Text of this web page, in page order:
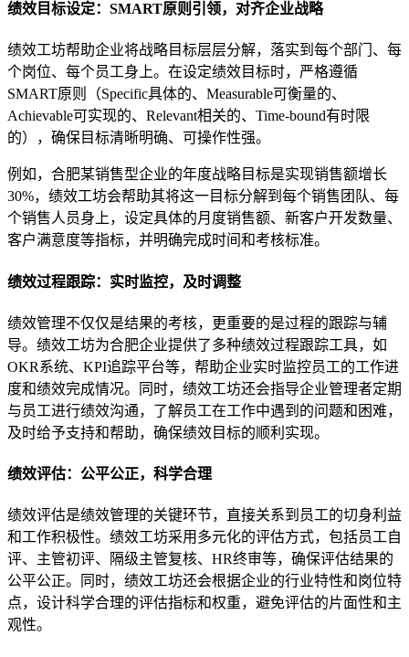
绩效目标设定：SMART原则引领，对齐企业战略
绩效工坊帮助企业将战略目标层层分解，落实到每个部门、每
个岗位、每个员工身上。在设定绩效目标时，严格遵循
SMART原则（Specific具体的、Measurable可衡量的、
Achievable可实现的、Relevant相关的、Time-bound有时限
的），确保目标清晰明确、可操作性强。
例如，合肥某销售型企业的年度战略目标是实现销售额增长
30%，绩效工坊会帮助其将这一目标分解到每个销售团队、每
个销售人员身上，设定具体的月度销售额、新客户开发数量、
客户满意度等指标，并明确完成时间和考核标准。
绩效过程跟踪：实时监控，及时调整
绩效管理不仅仅是结果的考核，更重要的是过程的跟踪与辅
导。绩效工坊为合肥企业提供了多种绩效过程跟踪工具，如
OKR系统、KPI追踪平台等，帮助企业实时监控员工的工作进
度和绩效完成情况。同时，绩效工坊还会指导企业管理者定期
与员工进行绩效沟通，了解员工在工作中遇到的问题和困难，
及时给予支持和帮助，确保绩效目标的顺利实现。
绩效评估：公平公正，科学合理
绩效评估是绩效管理的关键环节，直接关系到员工的切身利益
和工作积极性。绩效工坊采用多元化的评估方式，包括员工自
评、主管初评、隔级主管复核、HR终审等，确保评估结果的
公平公正。同时，绩效工坊还会根据企业的行业特性和岗位特
点，设计科学合理的评估指标和权重，避免评估的片面性和主
观性。